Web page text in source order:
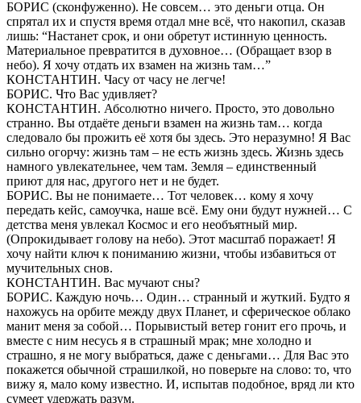
БОРИС (сконфуженно). Не совсем… это деньги отца. Он
спрятал их и спустя время отдал мне всё, что накопил, сказав
лишь: “Настанет срок, и они обретут истинную ценность.
Материальное превратится в духовное… (Обращает взор в
небо). Я хочу отдать их взамен на жизнь там…”
КОНСТАНТИН. Часу от часу не легче!
БОРИС. Что Вас удивляет?
КОНСТАНТИН. Абсолютно ничего. Просто, это довольно
странно. Вы отдаёте деньги взамен на жизнь там… когда
следовало бы прожить её хотя бы здесь. Это неразумно! Я Вас
сильно огорчу: жизнь там – не есть жизнь здесь. Жизнь здесь
намного увлекательнее, чем там. Земля – единственный
приют для нас, другого нет и не будет.
БОРИС. Вы не понимаете… Тот человек… кому я хочу
передать кейс, самоучка, наше всё. Ему они будут нужней… С
детства меня увлекал Космос и его необъятный мир.
(Опрокидывает голову на небо). Этот масштаб поражает! Я
хочу найти ключ к пониманию жизни, чтобы избавиться от
мучительных снов.
КОНСТАНТИН. Вас мучают сны?
БОРИС. Каждую ночь… Один… странный и жуткий. Будто я
нахожусь на орбите между двух Планет, и сферическое облако
манит меня за собой… Порывистый ветер гонит его прочь, и
вместе с ним несусь я в страшный мрак; мне холодно и
страшно, я не могу выбраться, даже с деньгами… Для Вас это
покажется обычной страшилкой, но поверьте на слово: то, что
вижу я, мало кому известно. И, испытав подобное, вряд ли кто
сумеет удержать разум.